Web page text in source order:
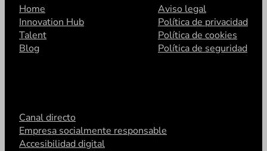
Home
Innovation Hub
Talent
Blog
Aviso legal
Política de privacidad
Política de cookies
Política de seguridad
Canal directo
Empresa socialmente responsable
Accesibilidad digital